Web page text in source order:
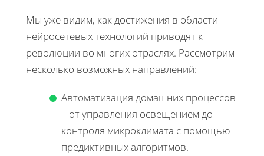
Мы уже видим, как достижения в области
нейросетевых технологий приводят к
революции во многих отраслях. Рассмотрим
несколько возможных направлений:
Автоматизация домашних процессов
– от управления освещением до
контроля микроклимата с помощью
предиктивных алгоритмов.